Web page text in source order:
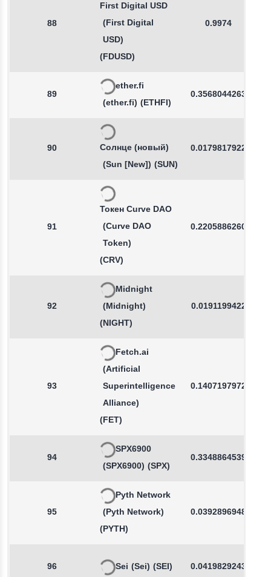
88
First Digital USD
(First Digital
USD)
(FDUSD)
0.9974
89
ether.fi
(ether.fi) (ETHFI)
0.3568044263
90
Солнце (новый)
(Sun [New]) (SUN)
0.0179817922
91
Токен Curve DAO
(Curve DAO
Token)
(CRV)
0.2205886260
92
Midnight
(Midnight)
(NIGHT)
0.0191199422
93
Fetch.ai
(Artificial
Superintelligence
Alliance)
(FET)
0.1407197972
94
SPX6900
(SPX6900) (SPX)
0.3348864539
95
Pyth Network
(Pyth Network)
(PYTH)
0.0392896948
96 Sei (Sei) (SEI) 0.0419829243